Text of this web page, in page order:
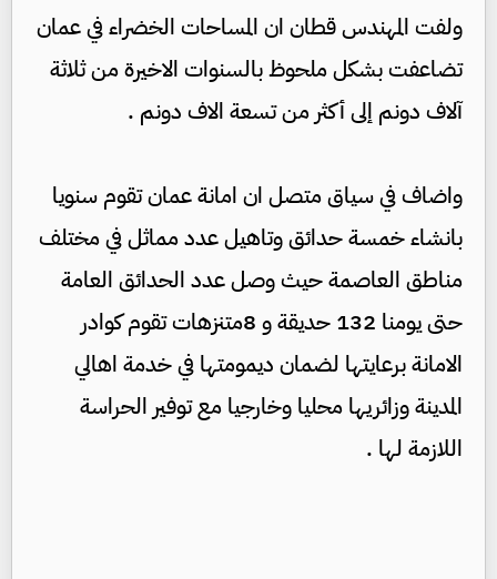
ولفت المهندس قطان ان المساحات الخضراء في عمان
تضاعفت بشكل ملحوظ بالسنوات الاخيرة من ثلاثة
آلاف دونم إلى أكثر من تسعة الاف دونم .
واضاف في سياق متصل ان امانة عمان تقوم سنويا
بانشاء خمسة حدائق وتاهيل عدد مماثل في مختلف
مناطق العاصمة حيث وصل عدد الحدائق العامة
حتى يومنا 132 حديقة و 8متنزهات تقوم كوادر
الامانة برعايتها لضمان ديمومتها في خدمة اهالي
المدينة وزائريها محليا وخارجيا مع توفير الحراسة
اللازمة لها .